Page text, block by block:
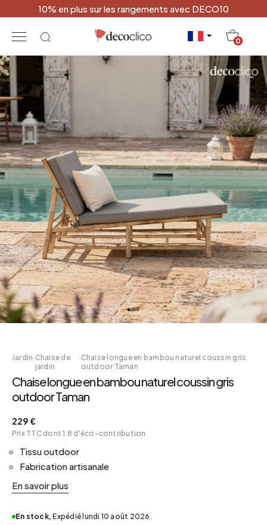
10% en plus sur les rangements avec DECO10
0
Jardin· Chaise de
jardin
· Chaise longue en bambou naturel coussin gris
outdoor Taman
Chaise longue en bambou naturel coussin gris
outdoor Taman
229 €
Prix TTC dont 1.8 d'éco-contribution
Tissu outdoor
Fabrication artisanale
En savoir plus
En stock, Expédié lundi 10 août 2026